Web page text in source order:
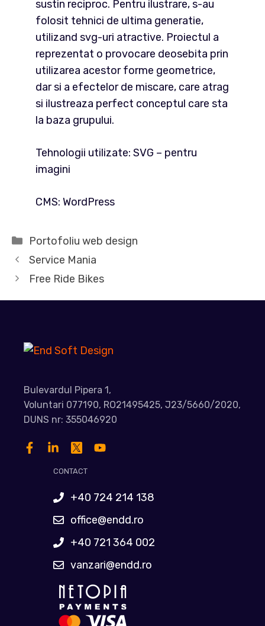
sustin reciproc. Pentru ilustrare, s-au
folosit tehnici de ultima generatie,
utilizand svg-uri atractive. Proiectul a
reprezentat o provocare deosebita prin
utilizarea acestor forme geometrice,
dar si a efectelor de miscare, care atrag
si ilustreaza perfect conceptul care sta
la baza grupului.
Tehnologii utilizate: SVG – pentru
imagini
CMS: WordPress
Categorii
Portofoliu web design
Service Mania
Free Ride Bikes
Bulevardul Pipera 1,
Voluntari 077190, RO21495425, J23/5660/2020,
DUNS nr: 355046920
CONTACT
+40 724 214 138
office@endd.ro
+40 721 364 002
vanzari@endd.ro